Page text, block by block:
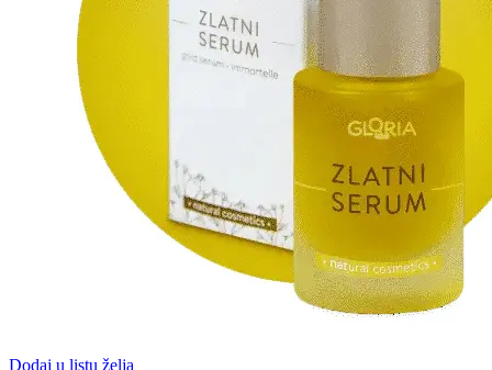
Dodaj u listu želja